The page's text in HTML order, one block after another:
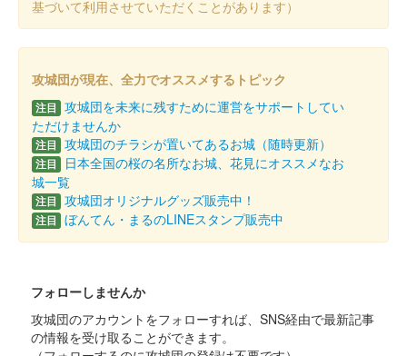
基づいて利用させていただくことがあります）
攻城団が現在、全力でオススメするトピック
注目 攻城団を未来に残すために運営をサポートしてい
ただけませんか
注目 攻城団のチラシが置いてあるお城（随時更新）
注目
日本全国の桜の名所なお城、花見にオススメなお
城一覧
注目 攻城団オリジナルグッズ販売中！
注目 ぼんてん・まるのLINEスタンプ販売中
フォローしませんか
攻城団のアカウントをフォローすれば、SNS経由で最新記事
の情報を受け取ることができます。